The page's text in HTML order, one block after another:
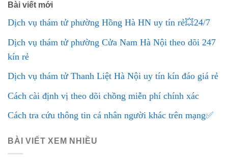
Bài viết mới
Dịch vụ thám tử phường Hồng Hà HN uy tín rẻ💥24/7
Dịch vụ thám tử phường Cửa Nam Hà Nội theo dõi 247
kín rẻ
Dịch vụ thám tử Thanh Liệt Hà Nội uy tín kín đáo giá rẻ
Cách cài định vị theo dõi chồng miễn phí chính xác
Cách tra cứu thông tin cá nhân người khác trên mạng✅
BÀI VIẾT XEM NHIỀU